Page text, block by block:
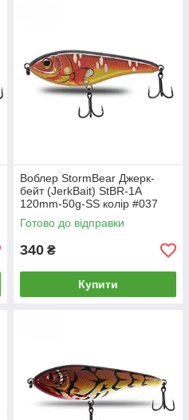
Воблер StormBear Джерк-
бейт (JerkBait) StBR-1A
120mm-50g-SS колір #037
Готово до відправки
340 ₴
Купити